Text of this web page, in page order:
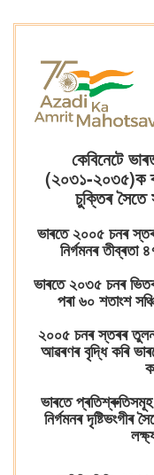
কেবিনেটে
(২০৩১-২০৩৫)ক
চুক্তিৰ
ভাৰতে ২০০৫ চনৰ
নিৰ্গমনৰ তীব্ৰতা
ভাৰতে ২০৩৫ চনৰ
পৰা ৬০ শতাংশ
২০০৫ চনৰ স্তৰৰ
আৱৰণৰ বৃদ্ধি কৰি
ভাৰতে
নিৰ্গমনৰ দৃষ্টিভংগীৰ